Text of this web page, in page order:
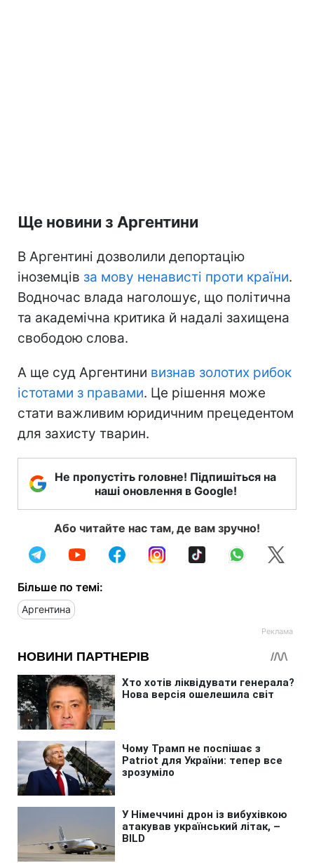
Ще новини з Аргентини
В Аргентині дозволили депортацію
іноземців за мову ненависті проти країни.
Водночас влада наголошує, що політична
та академічна критика й надалі захищена
свободою слова.
А ще суд Аргентини визнав золотих рибок
істотами з правами. Це рішення може
стати важливим юридичним прецедентом
для захисту тварин.
Не пропустіть головне! Підпишіться на
наші оновлення в Google!
Або читайте нас там, де вам зручно!
Більше по темі:
Аргентина